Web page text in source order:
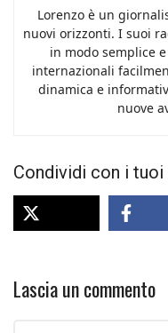
Lorenzo è un
nuovi orizzonti. I suoi
in modo semplice
internazionali
dinamica e
nuove
Condividi con i tuoi
Lascia un commento